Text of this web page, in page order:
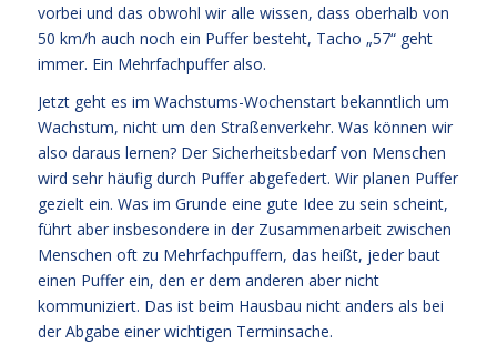
vorbei und das obwohl wir alle wissen, dass oberhalb von
50 km/h auch noch ein Puffer besteht, Tacho „57“ geht
immer. Ein Mehrfachpuffer also.
Jetzt geht es im Wachstums-Wochenstart bekanntlich um
Wachstum, nicht um den Straßenverkehr. Was können wir
also daraus lernen? Der Sicherheitsbedarf von Menschen
wird sehr häufig durch Puffer abgefedert. Wir planen Puffer
gezielt ein. Was im Grunde eine gute Idee zu sein scheint,
führt aber insbesondere in der Zusammenarbeit zwischen
Menschen oft zu Mehrfachpuffern, das heißt, jeder baut
einen Puffer ein, den er dem anderen aber nicht
kommuniziert. Das ist beim Hausbau nicht anders als bei
der Abgabe einer wichtigen Terminsache.